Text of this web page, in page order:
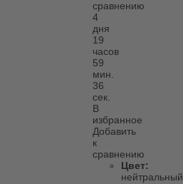
сравнению
4
дня
19
часов
59
мин.
36
сек.
В
избранное
Добавить
к
сравнению
Цвет:
нейтральный